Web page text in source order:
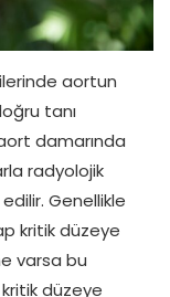
aortun
tanı
damarında
radyolojik
Genellikle
kritik düzeye
varsa bu
düzeye